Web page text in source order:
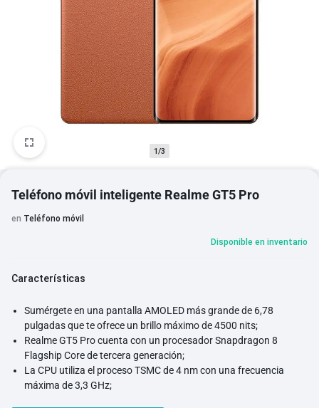
1/3
Teléfono móvil inteligente Realme GT5 Pro
en Teléfono móvil
Disponible en inventario
Características
Sumérgete en una pantalla AMOLED más grande de 6,78
pulgadas que te ofrece un brillo máximo de 4500 nits;
Realme GT5 Pro cuenta con un procesador Snapdragon 8
Flagship Core de tercera generación;
La CPU utiliza el proceso TSMC de 4 nm con una frecuencia
máxima de 3,3 GHz;